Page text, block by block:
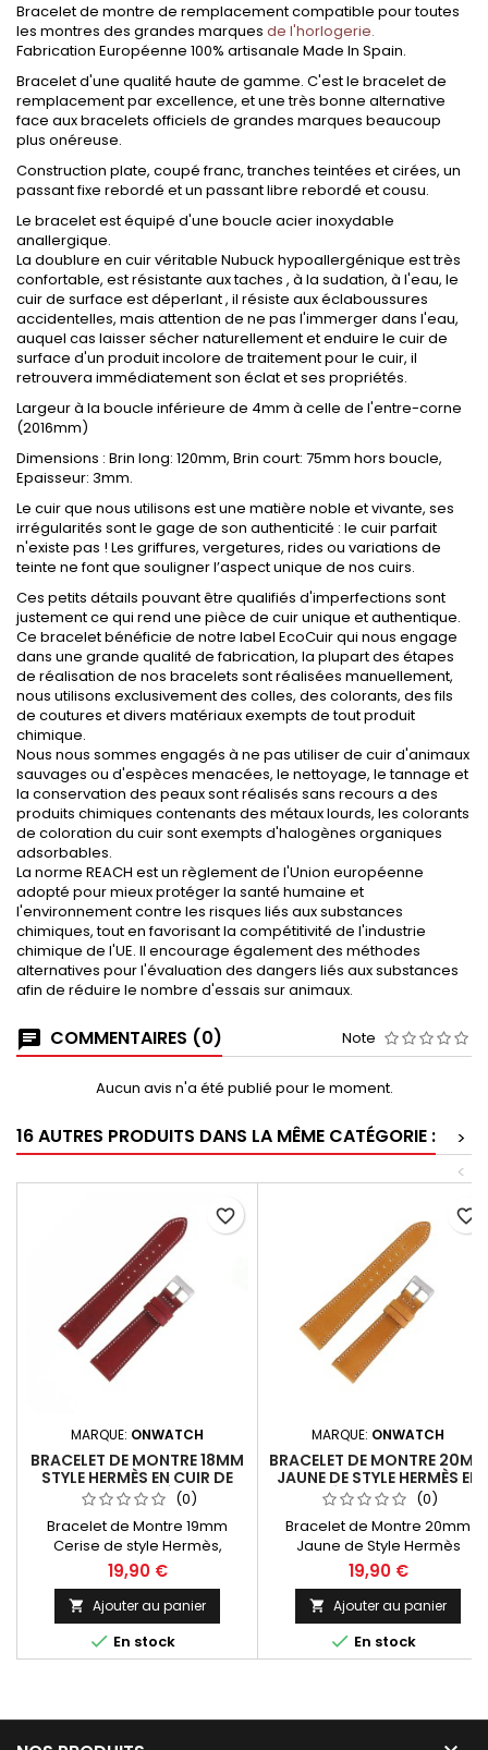
Bracelet de montre de remplacement compatible pour toutes
les montres des grandes marques de l'horlogerie.
Fabrication Européenne 100% artisanale Made In Spain.
Bracelet d'une qualité haute de gamme. C'est le bracelet de
remplacement par excellence, et une très bonne alternative
face aux bracelets officiels de grandes marques beaucoup
plus onéreuse.
Construction plate, coupé franc, tranches teintées et cirées, un
passant fixe rebordé et un passant libre rebordé et cousu.
Le bracelet est équipé d'une boucle acier inoxydable
anallergique.
La doublure en cuir véritable Nubuck hypoallergénique est très
confortable, est résistante aux taches , à la sudation, à l'eau, le
cuir de surface est déperlant , il résiste aux éclaboussures
accidentelles, mais attention de ne pas l'immerger dans l'eau,
auquel cas laisser sécher naturellement et enduire le cuir de
surface d'un produit incolore de traitement pour le cuir, il
retrouvera immédiatement son éclat et ses propriétés.
Largeur à la boucle inférieure de 4mm à celle de l'entre-corne
(2016mm)
Dimensions : Brin long: 120mm, Brin court: 75mm hors boucle,
Epaisseur: 3mm.
Le cuir que nous utilisons est une matière noble et vivante, ses
irrégularités sont le gage de son authenticité : le cuir parfait
n'existe pas ! Les griffures, vergetures, rides ou variations de
teinte ne font que souligner l’aspect unique de nos cuirs.
Ces petits détails pouvant être qualifiés d'imperfections sont
justement ce qui rend une pièce de cuir unique et authentique.
Ce bracelet bénéficie de notre label EcoCuir qui nous engage
dans une grande qualité de fabrication, la plupart des étapes
de réalisation de nos bracelets sont réalisées manuellement,
nous utilisons exclusivement des colles, des colorants, des fils
de coutures et divers matériaux exempts de tout produit
chimique.
Nous nous sommes engagés à ne pas utiliser de cuir d'animaux
sauvages ou d'espèces menacées, le nettoyage, le tannage et
la conservation des peaux sont réalisés sans recours a des
produits chimiques contenants des métaux lourds, les colorants
de coloration du cuir sont exempts d'halogènes organiques
adsorbables.
La norme REACH est un règlement de l'Union européenne
adopté pour mieux protéger la santé humaine et
l'environnement contre les risques liés aux substances
chimiques, tout en favorisant la compétitivité de l'industrie
chimique de l'UE. Il encourage également des méthodes
alternatives pour l'évaluation des dangers liés aux substances
afin de réduire le nombre d'essais sur animaux.
COMMENTAIRES (0) Note
Aucun avis n'a été publié pour le moment.
16 AUTRES PRODUITS DANS LA MÊME CATÉGORIE :
>
<
MARQUE: ONWATCH
BRACELET DE MONTRE 18MM
STYLE HERMÈS EN CUIR DE
LUXE CERISE FAIT À LA MAIN
(0)
Bracelet de Montre 19mm
Cerise de style Hermès,
remplacement compatible et
adaptable pour toutes les
montres des grandes
marques Horlogéres. Cuir et
doublure de Haute qualité ,
"Fait Main" Attention, les
sont en aucune manière des
bracelets de montres officiels
19,90 €
 Ajouter au panier
 En stock
favorite_border
MARQUE: ONWATCH
BRACELET DE MONTRE 20MM
JAUNE DE STYLE HERMÈS EN
CUIR VÉRITABLE FAIT MAIN
(0)
Bracelet de Montre 20mm
Jaune de Style Hermès
compatible et adaptable pour
toutes les montres des
grandes marques Horlogéres.
Cuir et doublure de Haute
qualité , "Fait Main" ***Largeur à
la Boucle 16mm*** Spécial
montres que nous vendons et
fabriquons ne sont en aucune
19,90 €
 Ajouter au panier
 En stock
favorite_border